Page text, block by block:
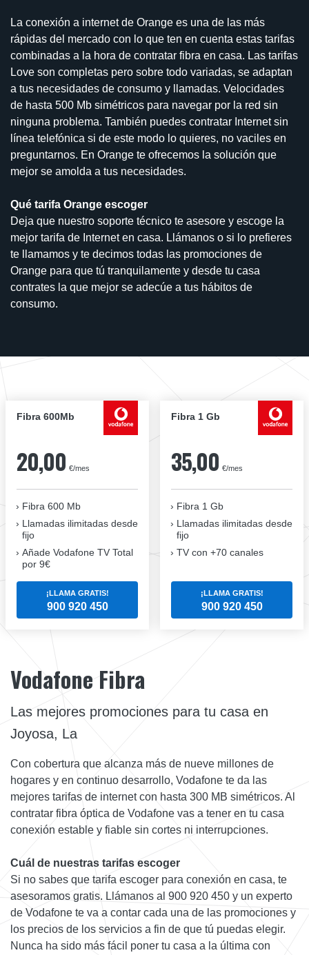
La conexión a internet de Orange es una de las más
rápidas del mercado con lo que ten en cuenta estas tarifas
combinadas a la hora de contratar fibra en casa. Las tarifas
Love son completas pero sobre todo variadas, se adaptan
a tus necesidades de consumo y llamadas. Velocidades
de hasta 500 Mb simétricos para navegar por la red sin
ninguna problema. También puedes contratar Internet sin
línea telefónica si de este modo lo quieres, no vaciles en
preguntarnos. En Orange te ofrecemos la solución que
mejor se amolda a tus necesidades.
Qué tarifa Orange escoger
Deja que nuestro soporte técnico te asesore y escoge la
mejor tarifa de Internet en casa. Llámanos o si lo prefieres
te llamamos y te decimos todas las promociones de
Orange para que tú tranquilamente y desde tu casa
contrates la que mejor se adecúe a tus hábitos de
consumo.
Fibra 600Mb
20,00 €/mes
Fibra 600 Mb
Llamadas ilimitadas desde
fijo
Añade Vodafone TV Total
por 9€
¡LLAMA GRATIS!
900 920 450
Fibra 1 Gb
35,00 €/mes
Fibra 1 Gb
Llamadas ilimitadas desde
fijo
TV con +70 canales
¡LLAMA GRATIS!
900 920 450
Vodafone Fibra
Las mejores promociones para tu casa en
Joyosa, La
Con cobertura que alcanza más de nueve millones de
hogares y en continuo desarrollo, Vodafone te da las
mejores tarifas de internet con hasta 300 MB simétricos. Al
contratar fibra óptica de Vodafone vas a tener en tu casa
conexión estable y fiable sin cortes ni interrupciones.
Cuál de nuestras tarifas escoger
Si no sabes que tarifa escoger para conexión en casa, te
asesoramos gratis. Llámanos al 900 920 450 y un experto
de Vodafone te va a contar cada una de las promociones y
los precios de los servicios a fin de que tú puedas elegir.
Nunca ha sido más fácil poner tu casa a la última con